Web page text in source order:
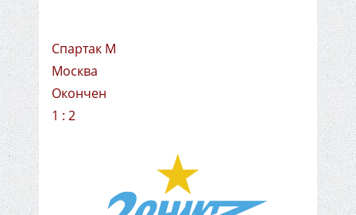
Спартак М
Москва
Окончен
1 : 2